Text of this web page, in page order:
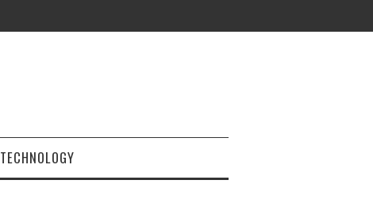
TECHNOLOGY